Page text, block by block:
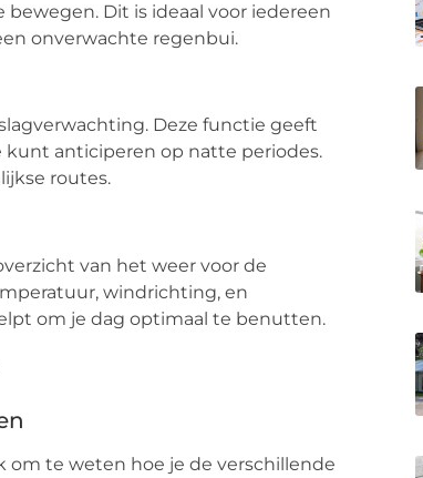
Dit is ideaal voor iedereen
onverwachte regenbui.
Deze functie geeft
anticiperen op natte periodes.
routes.
van het weer voor de
windrichting, en
om je dag optimaal te benutten.
om te weten hoe je de verschillende